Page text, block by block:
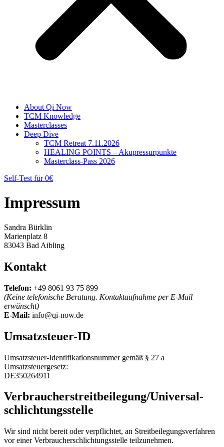
About Qi Now
TCM Knowledge
Masterclasses
Deep Dive
TCM Retreat 7.11.2026
HEALING POINTS – Akupressurpunkte
Masterclass-Pass 2026
Self-Test für 0€
Impressum
Sandra Bürklin
Marienplatz 8
83043 Bad Aibling
Kontakt
Telefon: +49 8061 93 75 899
(Keine telefonische Beratung. Kontaktaufnahme per E-Mail
erwünscht)
E-Mail: info@qi-now.de
Umsatzsteuer-ID
Umsatzsteuer-Identifikationsnummer gemäß § 27 a
Umsatzsteuergesetz:
DE350264911
Verbraucher­streit­beilegung/Universal­
schlichtungs­stelle
Wir sind nicht bereit oder verpflichtet, an Streitbeilegungsverfahren
vor einer Verbraucherschlichtungsstelle teilzunehmen.